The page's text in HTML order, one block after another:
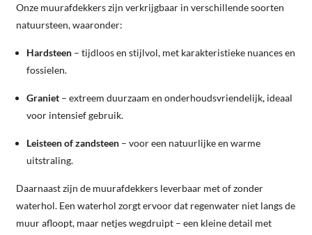
Onze muurafdekkers zijn verkrijgbaar in verschillende soorten
natuursteen, waaronder:
Hardsteen – tijdloos en stijlvol, met karakteristieke nuances en
fossielen.
Graniet – extreem duurzaam en onderhoudsvriendelijk, ideaal
voor intensief gebruik.
Leisteen of zandsteen – voor een natuurlijke en warme
uitstraling.
Daarnaast zijn de muurafdekkers leverbaar met of zonder
waterhol. Een waterhol zorgt ervoor dat regenwater niet langs de
muur afloopt, maar netjes wegdruipt – een kleine detail met